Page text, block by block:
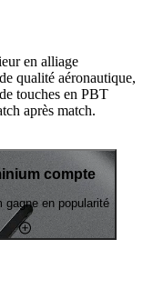
en alliage
qualité aéronautique,
touches en PBT
après match.
compte
gagne en popularité